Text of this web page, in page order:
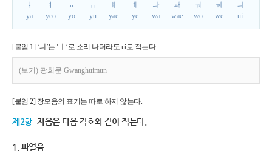
ㅑ
ya
ㅕ
yeo
ㅛ
yo
ㅠ
yu
ㅒ
yae
ㅖ
ye
ㅘ
wa
ㅙ
wae
ㅝ
wo
ㅞ
we
ㅢ
ui
[붙임 1] ‘ㅢ’는 ‘ㅣ’로 소리 나더라도 ui로 적는다.
(보기) 광희문 Gwanghuimun
[붙임 2] 장모음의 표기는 따로 하지 않는다.
제2항 자음은 다음 각호와 같이 적는다.
1. 파열음